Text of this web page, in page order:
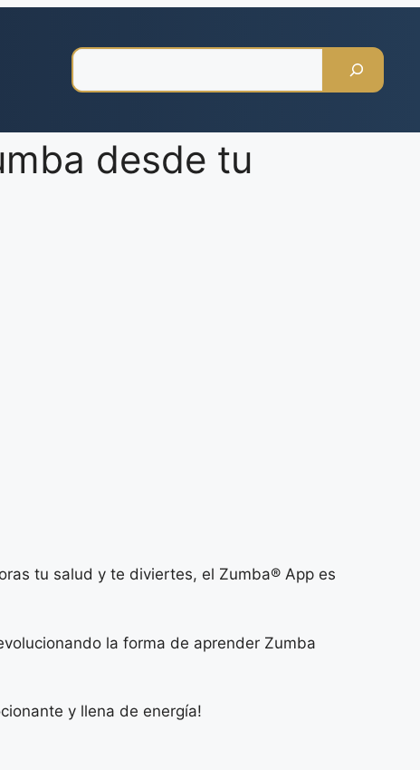
desde tu
tu salud y te diviertes, el Zumba® App es
la forma de aprender Zumba
y llena de energía!